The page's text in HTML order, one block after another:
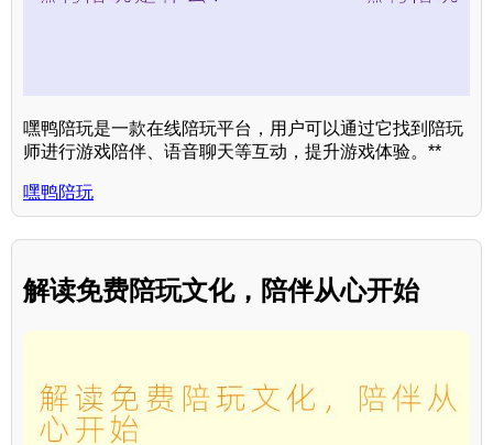
嘿鸭陪玩是一款在线陪玩平台，用户可以通过它找到陪玩
师进行游戏陪伴、语音聊天等互动，提升游戏体验。**
嘿鸭陪玩
解读免费陪玩文化，陪伴从心开始